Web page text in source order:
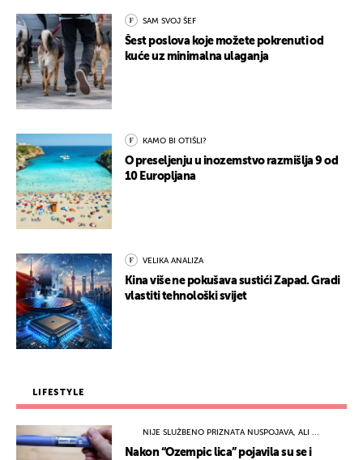
SAM SVOJ ŠEF
Šest poslova koje možete pokrenuti od
kuće uz minimalna ulaganja
KAMO BI OTIŠLI?
O preseljenju u inozemstvo razmišlja 9 od
10 Europljana
VELIKA ANALIZA
Kina više ne pokušava sustići Zapad. Gradi
vlastiti tehnološki svijet
LIFESTYLE
NIJE SLUŽBENO PRIZNATA NUSPOJAVA, ALI ...
Nakon “Ozempic lica” pojavila su se i